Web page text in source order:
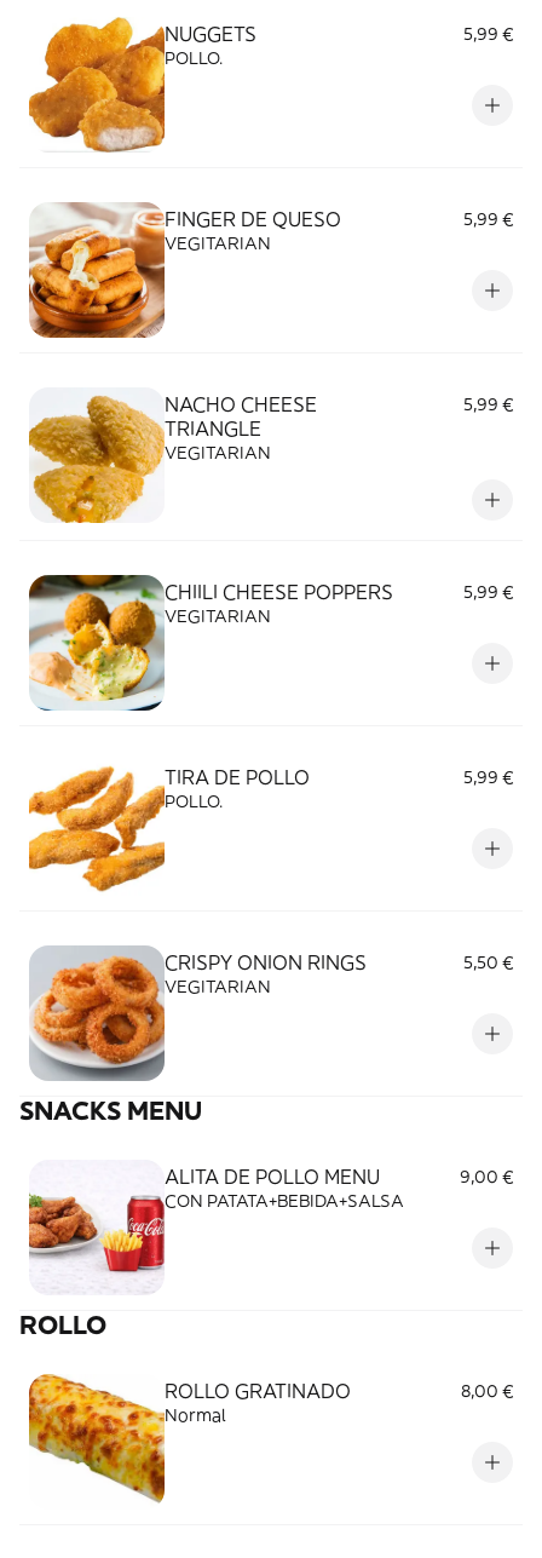
NUGGETS
5,99 €
POLLO.
FINGER DE QUESO
5,99 €
VEGITARIAN
NACHO CHEESE
TRIANGLE
5,99 €
VEGITARIAN
CHIILI CHEESE POPPERS
5,99 €
VEGITARIAN
TIRA DE POLLO
5,99 €
POLLO.
CRISPY ONION RINGS
5,50 €
VEGITARIAN
SNACKS MENU
ALITA DE POLLO MENU
9,00 €
CON PATATA+BEBIDA+SALSA
ROLLO
ROLLO GRATINADO
8,00 €
Normal